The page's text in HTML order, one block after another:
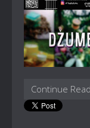
Continue